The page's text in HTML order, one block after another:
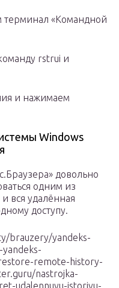
терминал «Командной
rstrui и
и нажимаем
Windows
довольно
одним из
вся удалённая
доступу.
brauzery/yandeks-
remote-history-
nastrojka-
udalennuyu-istoriyu-